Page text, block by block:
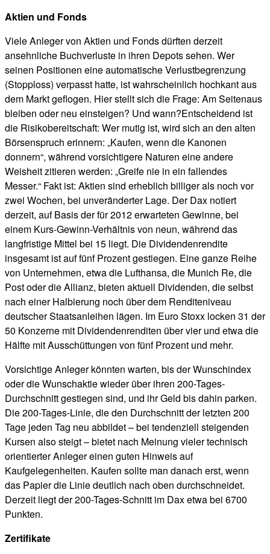
Aktien und Fonds
Viele Anleger von Aktien und Fonds dürften derzeit
ansehnliche Buchverluste in ihren Depots sehen. Wer
seinen Positionen eine automatische Verlustbegrenzung
(Stopploss) verpasst hatte, ist wahrscheinlich hochkant aus
dem Markt geflogen. Hier stellt sich die Frage: Am Seitenaus
bleiben oder neu einsteigen? Und wann?Entscheidend ist
die Risikobereitschaft: Wer mutig ist, wird sich an den alten
Börsenspruch erinnern: „Kaufen, wenn die Kanonen
donnern“, während vorsichtigere Naturen eine andere
Weisheit zitieren werden: „Greife nie in ein fallendes
Messer.“ Fakt ist: Aktien sind erheblich billiger als noch vor
zwei Wochen, bei unveränderter Lage. Der Dax notiert
derzeit, auf Basis der für 2012 erwarteten Gewinne, bei
einem Kurs-Gewinn-Verhältnis von neun, während das
langfristige Mittel bei 15 liegt. Die Dividendenrendite
insgesamt ist auf fünf Prozent gestiegen. Eine ganze Reihe
von Unternehmen, etwa die Lufthansa, die Munich Re, die
Post oder die Allianz, bieten aktuell Dividenden, die selbst
nach einer Halbierung noch über dem Renditeniveau
deutscher Staatsanleihen lägen. Im Euro Stoxx locken 31 der
50 Konzerne mit Dividendenrenditen über vier und etwa die
Hälfte mit Ausschüttungen von fünf Prozent und mehr.
Vorsichtige Anleger könnten warten, bis der Wunschindex
oder die Wunschaktie wieder über ihren 200-Tages-
Durchschnitt gestiegen sind, und ihr Geld bis dahin parken.
Die 200-Tages-Linie, die den Durchschnitt der letzten 200
Tage jeden Tag neu abbildet – bei tendenziell steigenden
Kursen also steigt – bietet nach Meinung vieler technisch
orientierter Anleger einen guten Hinweis auf
Kaufgelegenheiten. Kaufen sollte man danach erst, wenn
das Papier die Linie deutlich nach oben durchschneidet.
Derzeit liegt der 200-Tages-Schnitt im Dax etwa bei 6700
Punkten.
Zertifikate